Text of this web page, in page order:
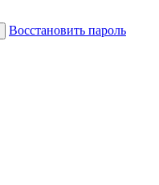
Восстановить пароль